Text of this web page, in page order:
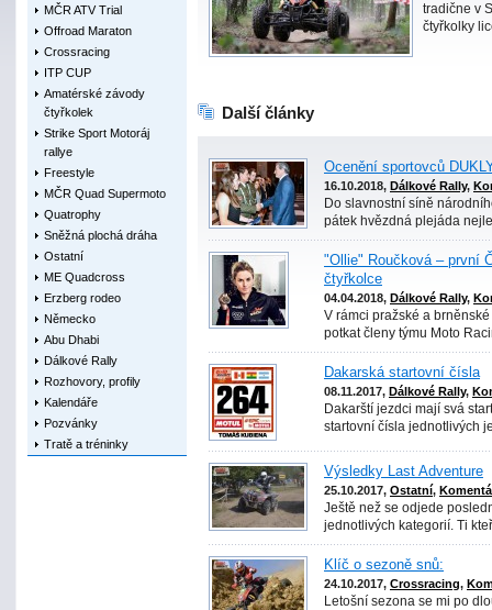
MČR ATV Trial
Offroad Maraton
Crossracing
ITP CUP
Amatérské závody
čtyřkolek
Strike Sport Motoráj
rallye
Freestyle
MČR Quad Supermoto
Quatrophy
Sněžná plochá dráha
Ostatní
ME Quadcross
Erzberg rodeo
Německo
Abu Dhabi
Dálkové Rally
Rozhovory, profily
Kalendáře
Pozvánky
Tratě a tréninky
tradične v
čtyřkolky
Další články
Ocenění sportovců
16.10.2018, Dálkové Rally,
Do slavnostní síně
pátek hvězdná plejáda
"Ollie" Roučková – první
čtyřkolce
04.04.2018, Dálkové Rally,
V rámci pražské a
potkat členy týmu Moto
Dakarská startovní čísla
08.11.2017, Dálkové Rally,
Dakarští jezdci mají svá
startovní čísla jednotlivých
Výsledky Last Adventure
25.10.2017, Ostatní,
Ještě než se odjede
jednotlivých kategorií. Ti
Klíč o sezoně snů:
24.10.2017, Crossracing,
Letošní sezona se mi po